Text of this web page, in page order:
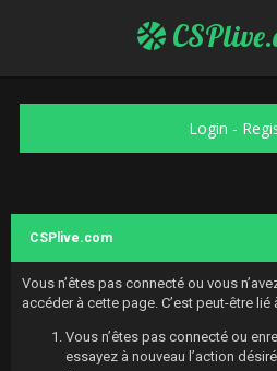
Login -
CSPlive.com
Vous n’êtes pas connecté ou vous
accéder à cette page. C’est peut-être
Vous n’êtes pas connecté ou
essayez à nouveau l’action